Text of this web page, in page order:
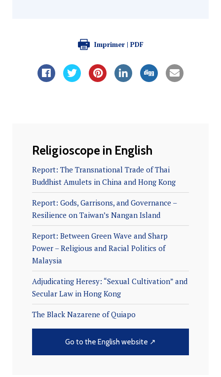
Imprimer | PDF
Religioscope in English
Report: The Transnational Trade of Thai
Buddhist Amulets in China and Hong Kong
Report: Gods, Garrisons, and Governance –
Resilience on Taiwan’s Nangan Island
Report: Between Green Wave and Sharp
Power – Religious and Racial Politics of
Malaysia
Adjudicating Heresy: “Sexual Cultivation” and
Secular Law in Hong Kong
The Black Nazarene of Quiapo
Go to the English website ↗